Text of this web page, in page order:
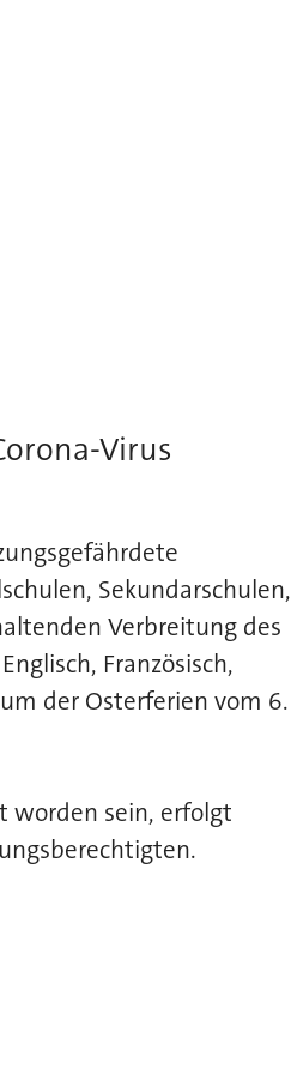
Virus
Sekundarschulen,
Verbreitung des
Französisch,
der Osterferien vom 6.
worden sein, erfolgt